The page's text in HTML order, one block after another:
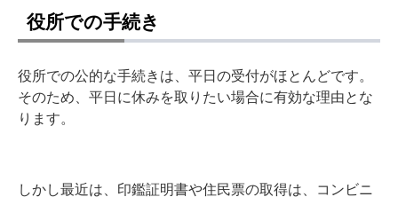
役所での手続き
役所での公的な手続きは、平日の受付がほとんどです。
そのため、平日に休みを取りたい場合に有効な理由とな
ります。
しかし最近は、印鑑証明書や住民票の取得は、コンビニ